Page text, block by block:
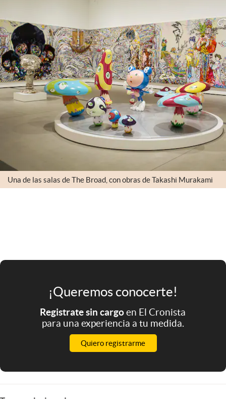
Una de las salas de The Broad, con obras de Takashi Murakami
¡Queremos conocerte!
Registrate sin cargoen El Cronista
para una experiencia a tu medida.
Quiero registrarme